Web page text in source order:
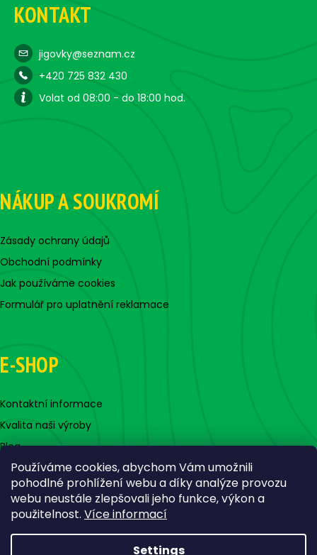
Používáme cookies, abychom Vám umožnili
pohodlné prohlížení webu a díky analýze provozu
webu neustále zlepšovali jeho funkce, výkon a
použitelnost. Více informací
Settings
KONTAKT
jigovky@seznam.cz
+420 725 832 430
Volat od 08:00 - do 18:00 hod.
NÁKUP A SOUKROMÍ
Zásady ochrany údajů
Obchodní podmínky
Jak používáme cookies
Formulář pro uplatnění reklamace
E-SHOP
Kontaktní informace
Kvalita naši výroby
Blog